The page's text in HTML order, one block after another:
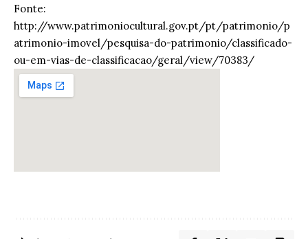
Fonte:
http://www.patrimoniocultural.gov.pt/pt/patrimonio/p
atrimonio-imovel/pesquisa-do-patrimonio/classificado-
ou-em-vias-de-classificacao/geral/view/70383/